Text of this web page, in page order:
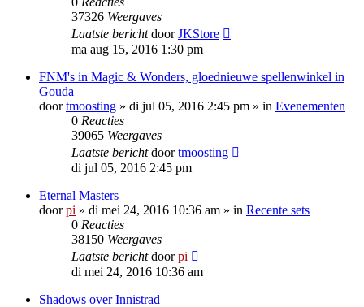
37326 Weergaves
Laatste berichtdoorJKStore
ma aug 15, 2016 1:30 pm
FNM's in Magic & Wonders, gloednieuwe spellenwinkel in
Gouda
doortmoosting » di jul 05, 2016 2:45 pm » in Evenementen
0 Reacties
39065 Weergaves
Laatste berichtdoortmoosting
di jul 05, 2016 2:45 pm
Eternal Masters
doorpi » di mei 24, 2016 10:36 am » in Recente sets
0 Reacties
38150 Weergaves
Laatste berichtdoorpi
di mei 24, 2016 10:36 am
Shadows over Innistrad